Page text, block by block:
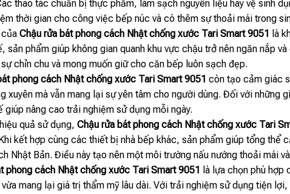
thao tác chuẩn bị thực phẩm, làm sạch nguyên liệu hay vệ sinh
thời gian cho công việc bếp núc và có thêm sự thoải mái trong
củaChậu rửa bát phong cách Nhật chống xước Tari Smart 9051
là
sản phẩm giúp không gian quanh khu vực chậu trở nên ngăn nắp
chỉn chu và mong muốn giữ cho căn bếp luôn sạch đẹp.
phong cách Nhật chống xước Tari Smart 9051 còn tạo cảm giác
xuyên mà vẫn mang lại sự yên tâm cho người dùng. Đối với những
giúp nâng cao trải nghiệm sử dụng mỗi ngày.
quả sử dụng,Chậu rửa bát phong cách Nhật chống xước Tari
kết hợp cùng các thiết bị nhà bếp khác, sản phẩm giúp tổng thể
Nhật Bản. Điều này tạo nên một môi trường nấu nướng thoải mái
phong cách Nhật chống xước Tari Smart 9051
là lựa chọn phù
mang lại giá trị thẩm mỹ lâu dài. Với trải nghiệm sử dụng tiện